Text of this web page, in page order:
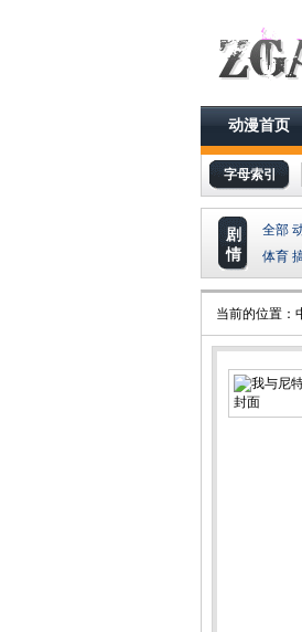
动漫首页
字母索引
剧
情
全部
体育
当前的位置：